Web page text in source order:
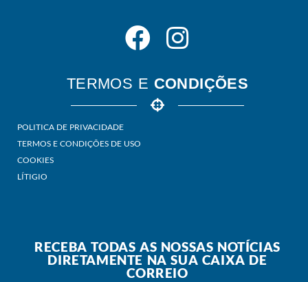
TERMOS E CONDIÇÕES
POLITICA DE PRIVACIDADE
TERMOS E CONDIÇÕES DE USO
COOKIES
LÍTIGIO
RECEBA TODAS AS NOSSAS NOTÍCIAS
DIRETAMENTE NA SUA CAIXA DE
CORREIO